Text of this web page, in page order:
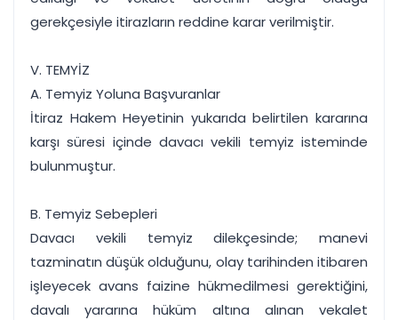
gerekçesiyle itirazların reddine karar verilmiştir.
V. TEMYİZ
A. Temyiz Yoluna Başvuranlar
İtiraz Hakem Heyetinin yukarıda belirtilen kararına
karşı süresi içinde davacı vekili temyiz isteminde
bulunmuştur.
B. Temyiz Sebepleri
Davacı vekili temyiz dilekçesinde; manevi
tazminatın düşük olduğunu, olay tarihinden itibaren
işleyecek avans faizine hükmedilmesi gerektiğini,
davalı yararına hüküm altına alınan vekalet